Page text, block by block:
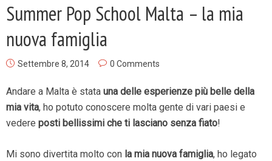
Summer Pop School Malta – la mia
nuova famiglia
Settembre 8, 2014 0 Comments
Andare a Malta è stata una delle esperienze più belle della
mia vita, ho potuto conoscere molta gente di vari paesi e
vedere posti bellissimi che ti lasciano senza fiato!
Mi sono divertita molto con la mia nuova famiglia, ho legato